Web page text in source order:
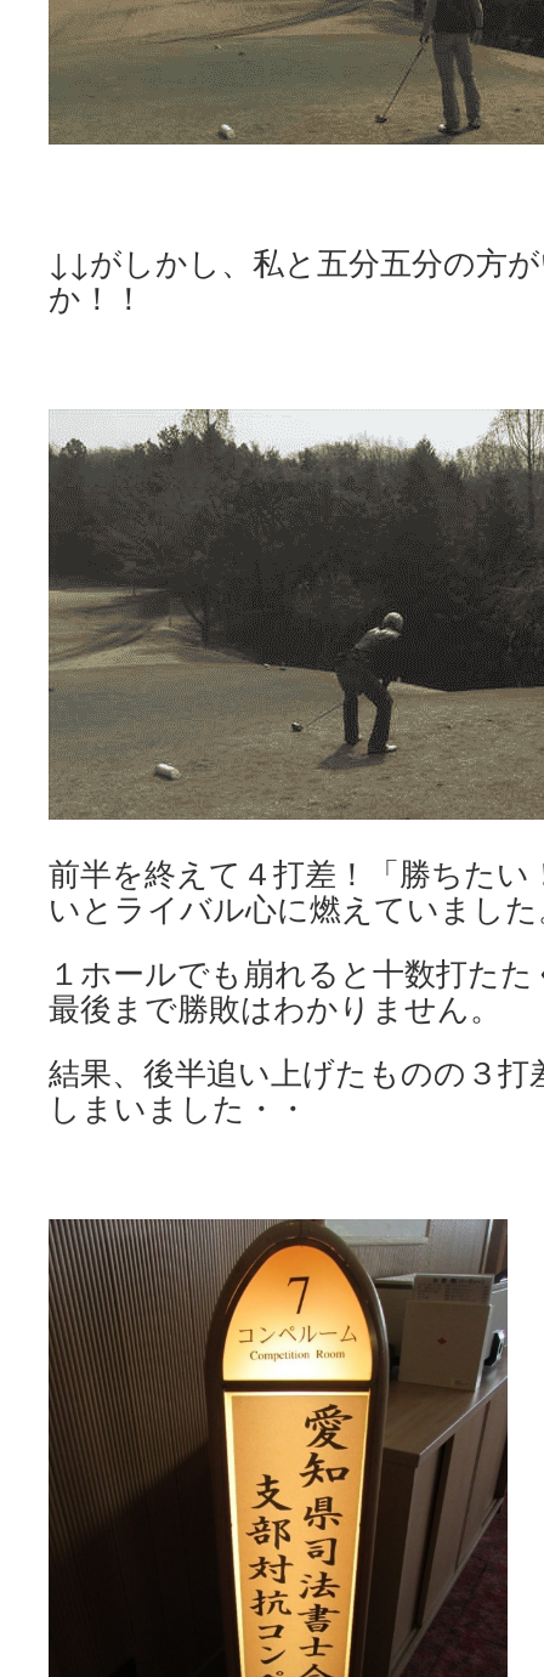
↓↓がしかし、私と五分五分の方
か！！
前半を終えて４打差！「勝ちたい
いとライバル心に燃えていまし
１ホールでも崩れると十数打た
最後まで勝敗はわかりません。
結果、後半追い上げたものの３
しまいました・・